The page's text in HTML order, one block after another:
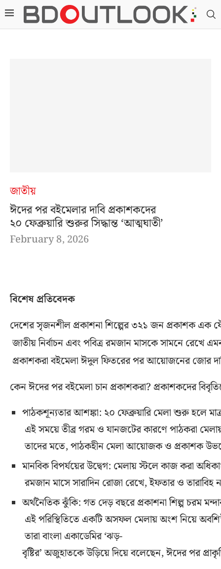
জাতীয়
ঈদের পর বইমেলার দাবি প্রকাশকদের
২০ ফেব্রুয়ারি শুরুর সিদ্ধান্ত ‘আত্মঘাতী’
February 8, 2026
বিশেষ প্রতিবেদক
দেশের সৃজনশীল প্রকাশনা শিল্পের ৩২১ জন প্রকাশক এক
জাতীয় নির্বাচন এবং পবিত্র রমজান মাসকে সামনে রেখে
প্রকাশকরা বইমেলা ঈদুল ফিতরের পর আয়োজনের জোর
কেন ঈদের পর বইমেলা চান প্রকাশকরা? প্রকাশকদের
পাঠকশূন্যতার আশঙ্কা: ২০ ফেব্রুয়ারি মেলা শুরু হলে
এই সময়ে তীব্র গরম ও যানজটের কারণে পাঠকরা
তাদের মতে, পাঠকহীন মেলা আয়োজক ও প্রকাশক
মানবিক বিপর্যয়ের উদ্বেগ: মেলায় স্টলে কাজ করা অধিকাংশ
রমজান মাসে সারাদিন রোজা রেখে, ইফতার ও
অর্থনৈতিক ঝুঁকি: গত দেড় বছরে প্রকাশনা শিল্প চরম
এই পরিস্থিতিতে একটি অসফল মেলায় অংশ নিয়ে
তারা বাংলা একাডেমির ‘ঝড়-
বৃষ্টির’ অজুহাতকে উড়িয়ে দিয়ে বলেছেন, ঈদের পর